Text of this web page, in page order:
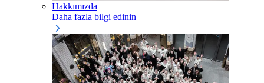
Hakkımızda
Daha fazla bilgi edinin